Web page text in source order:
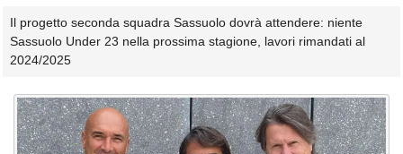
Il progetto seconda squadra Sassuolo dovrà attendere: niente
Sassuolo Under 23 nella prossima stagione, lavori rimandati al
2024/2025